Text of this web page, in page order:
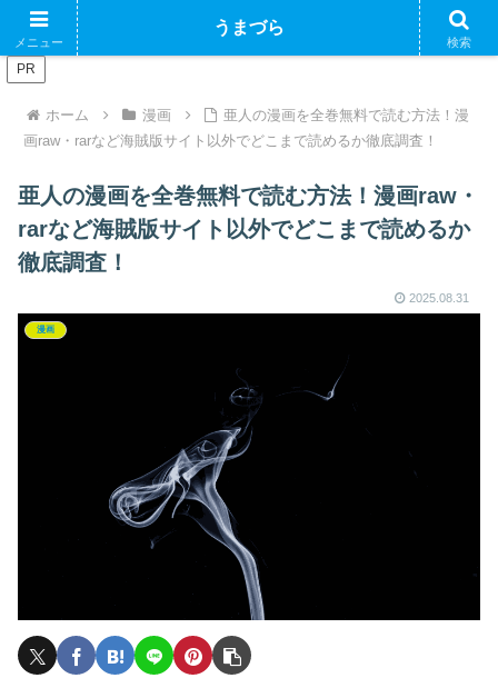
ブログで収益化できるかやってみるブログ
PR
ホーム 漫画
亜人の漫画を全巻無料で読む方法！漫
画raw・rarなど海賊版サイト以外でどこまで読めるか徹底調査！
亜人の漫画を全巻無料で読む方法！漫画raw・
rarなど海賊版サイト以外でどこまで読めるか
徹底調査！
2025.08.31
漫画
メニュー
うまづら
検索